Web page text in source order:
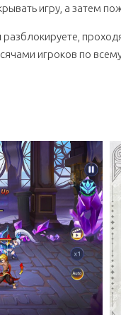
игру, а затем
игроков по